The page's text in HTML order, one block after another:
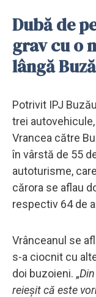
Dubă de
grav cu o
lângă
Potrivit IPJ
trei
Vrancea către
în vârstă de 55
autoturisme,
cărora se aflau
respectiv 64 de
Vrânceanul se
s-a ciocnit cu
doi buzoieni. „
reieșit că este